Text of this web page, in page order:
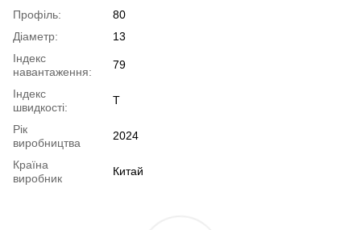
Профіль:
80
Діаметр:
13
Індекс
навантаження:
79
Індекс
швидкості:
T
Рік
виробництва
2024
Країна
виробник
Китай